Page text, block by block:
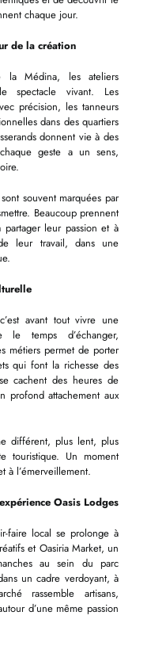
chaque jour.
de la création
la Médina, les ateliers
spectacle vivant. Les
précision, les tanneurs
dans des quartiers
donnent vie à des
geste a un sens,
souvent marquées par
Beaucoup prennent
leur passion et à
leur travail, dans une
avant tout vivre une
le temps d’échanger,
métiers permet de porter
qui font la richesse des
cachent des heures de
profond attachement aux
différent, plus lent, plus
touristique. Un moment
à l’émerveillement.
Oasis Lodges
faire local se prolonge à
et Oasiria Market, un
au sein du parc
un cadre verdoyant, à
rassemble artisans,
d’une même passion